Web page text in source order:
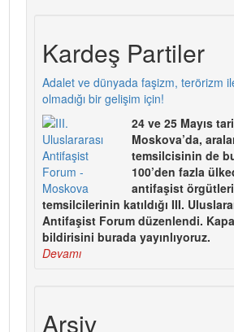
Kardeş Partiler
Adalet ve dünyada faşizm, terörizm
olmadığı bir gelişim için!
24 ve 25 Mayıs
Moskova’da,
temsilcisinin de
100’den fazla
antifaşist
temsilcilerinin katıldığı III.
Antifaşist Forum düzenlendi.
bildirisini burada yayınlıyoruz.
Devamı
Arşiv